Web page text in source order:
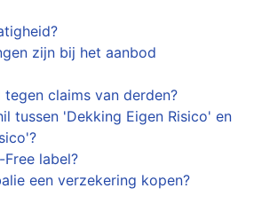
zijn bij het aanbod
claims van derden?
tussen 'Dekking Eigen Risico' en
label?
een verzekering kopen?